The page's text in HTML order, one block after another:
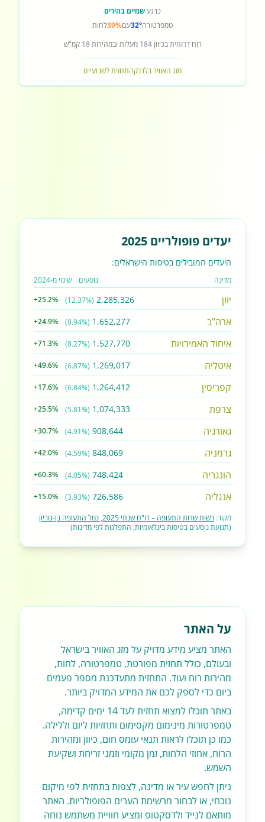
כרגעשמיים בהירים
טמפרטורה32°עם39%לחות
רוחדרומיתבכיוון184 מעלות ובמהירות18 קמ"ש
מזג האוויר בלרנקהתחזית לשבועיים
יעדים פופולריים 2025
היעדים המובילים בטיסות הישראלים:
מדינה נוסעים שינוי מ-2024
יוון 2,285,326
(12.37%)
+25.2%
ארה"ב 1,652,277
(8.94%)
+24.9%
איחוד האמירויות 1,527,770
(8.27%)
+71.3%
איטליה 1,269,017
(6.87%)
+49.6%
קפריסין 1,264,412
(6.84%)
+17.6%
צרפת 1,074,333
(5.81%)
+25.5%
גאורגיה 908,644
(4.91%)
+30.7%
גרמניה 848,069
(4.59%)
+42.0%
הונגריה 748,424
(4.05%)
+60.3%
אנגליה 726,586
(3.93%)
+15.0%
מקור: רשות שדות התעופה – דו"ח שנתי 2025, נמל התעופה בן-גוריון
(תנועת נוסעים בטיסות בינלאומיות, התפלגות לפי מדינות)
על האתר
האתר מציע מידע מדויק על מזג האוויר בישראל
ובעולם, כולל תחזית מפורטת, טמפרטורה, לחות,
מהירות רוח ועוד. התחזית מתעדכנת מספר פעמים
ביום כדי לספק לכם את המידע המדויק ביותר.
באתר תוכלו למצוא תחזית לעד 14 ימים קדימה,
טמפרטורות מינימום מקסימום ותחזיות ליום וללילה.
כמו כן תוכלו לראות תנאי עומס חום, כיוון ומהירות
הרוח, אחוזי הלחות, זמן מקומי וזמני זריחת ושקיעת
השמש.
ניתן לחפש עיר או מדינה, לצפות בתחזית לפי מיקום
נוכחי, או לבחור מרשימת הערים הפופולריות. האתר
מותאם לנייד ולדסקטופ ומציע חוויית משתמש נוחה